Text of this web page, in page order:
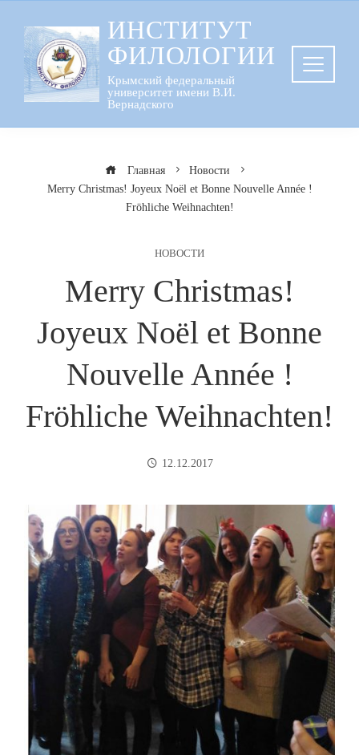
содержанию
ИНСТИТУТ
ФИЛОЛОГИИ
Крымский федеральный
университет имени В.И.
Вернадского
Главная
Новости
Merry Christmas! Joyeux Noël et Bonne Nouvelle Année !
Fröhliche Weihnachten!
НОВОСТИ
Merry Christmas!
Joyeux Noël et Bonne
Nouvelle Année !
Fröhliche Weihnachten!
12.12.2017